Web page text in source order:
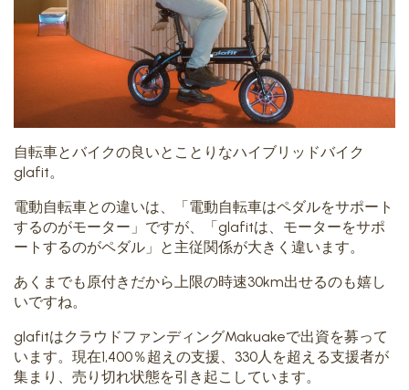
自転車とバイクの良いとことりなハイブリッドバイク
glafit。
電動自転車との違いは、「電動自転車はペダルをサポート
するのがモーター」ですが、「glafitは、モーターをサポ
ートするのがペダル」と主従関係が大きく違います。
あくまでも原付きだから上限の時速30km出せるのも嬉し
いですね。
glafitはクラウドファンディングMakuakeで出資を募って
います。現在1,400％超えの支援、330人を超える支援者が
集まり、売り切れ状態を引き起こしています。